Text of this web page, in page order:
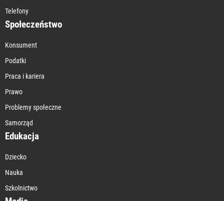
Telefony
Społeczeństwo
Konsument
Podatki
Praca i kariera
Prawo
Problemy społeczne
Samorząd
Edukacja
Dziecko
Nauka
Szkolnictwo